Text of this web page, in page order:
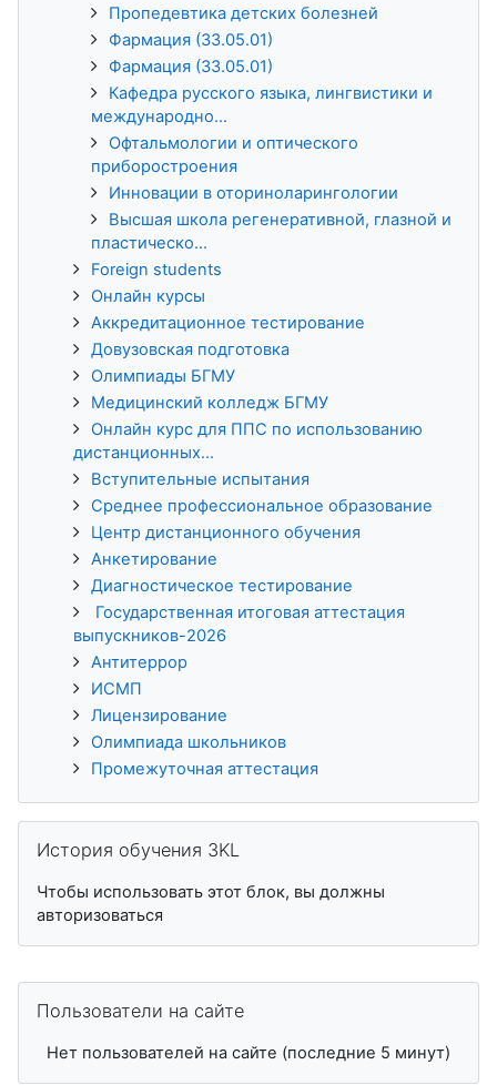
Пропедевтика детских болезней
Фармация (33.05.01)
Фармация (33.05.01)
Кафедра русского языка, лингвистики и
международно...
Офтальмологии и оптического
приборостроения
Инновации в оториноларингологии
Высшая школа регенеративной, глазной и
пластическо...
Foreign students
Онлайн курсы
Аккредитационное тестирование
Довузовская подготовка
Олимпиады БГМУ
Медицинский колледж БГМУ
Онлайн курс для ППС по использованию
дистанционных...
Вступительные испытания
Среднее профессиональное образование
Центр дистанционного обучения
Анкетирование
Диагностическое тестирование
Государственная итоговая аттестация
выпускников-2026
Антитеррор
ИСМП
Лицензирование
Олимпиада школьников
Промежуточная аттестация
История обучения 3KL
Чтобы использовать этот блок, вы должны
авторизоваться
Пользователи на сайте
Нет пользователей на сайте (последние 5 минут)